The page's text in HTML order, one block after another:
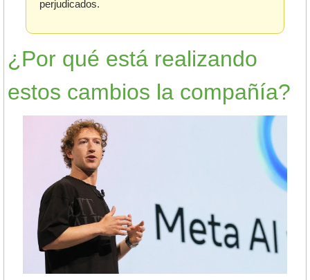
perjudicados.
¿Por qué está realizando
estos cambios la compañía?